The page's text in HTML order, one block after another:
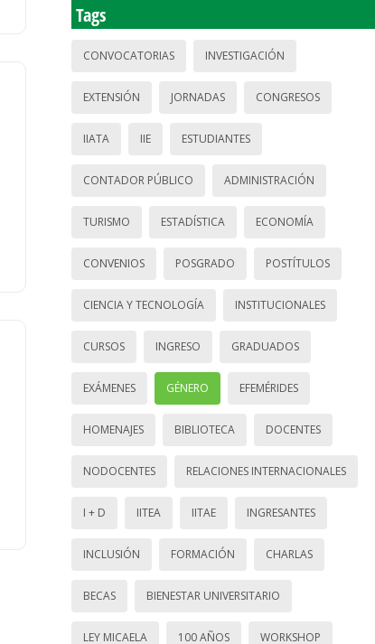
Tags
CONVOCATORIAS INVESTIGACIÓN
EXTENSIÓN JORNADAS CONGRESOS
IIATA IIE ESTUDIANTES
CONTADOR PÚBLICO ADMINISTRACIÓN
TURISMO ESTADÍSTICA ECONOMÍA
CONVENIOS POSGRADO POSTÍTULOS
CIENCIA Y TECNOLOGÍA INSTITUCIONALES
CURSOS INGRESO GRADUADOS
EXÁMENES GÉNERO EFEMÉRIDES
HOMENAJES BIBLIOTECA DOCENTES
NODOCENTES RELACIONES INTERNACIONALES
I + D IITEA IITAE INGRESANTES
INCLUSIÓN FORMACIÓN CHARLAS
BECAS BIENESTAR UNIVERSITARIO
LEY MICAELA 100 AÑOS WORKSHOP